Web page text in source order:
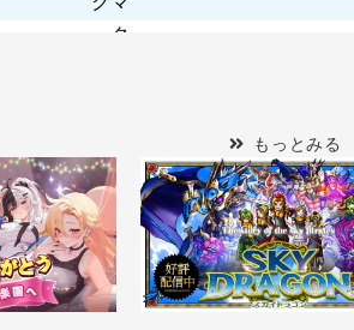
もっとみる